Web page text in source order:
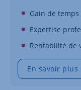
Gain de
Expertise
Rentabilité de
En savoir